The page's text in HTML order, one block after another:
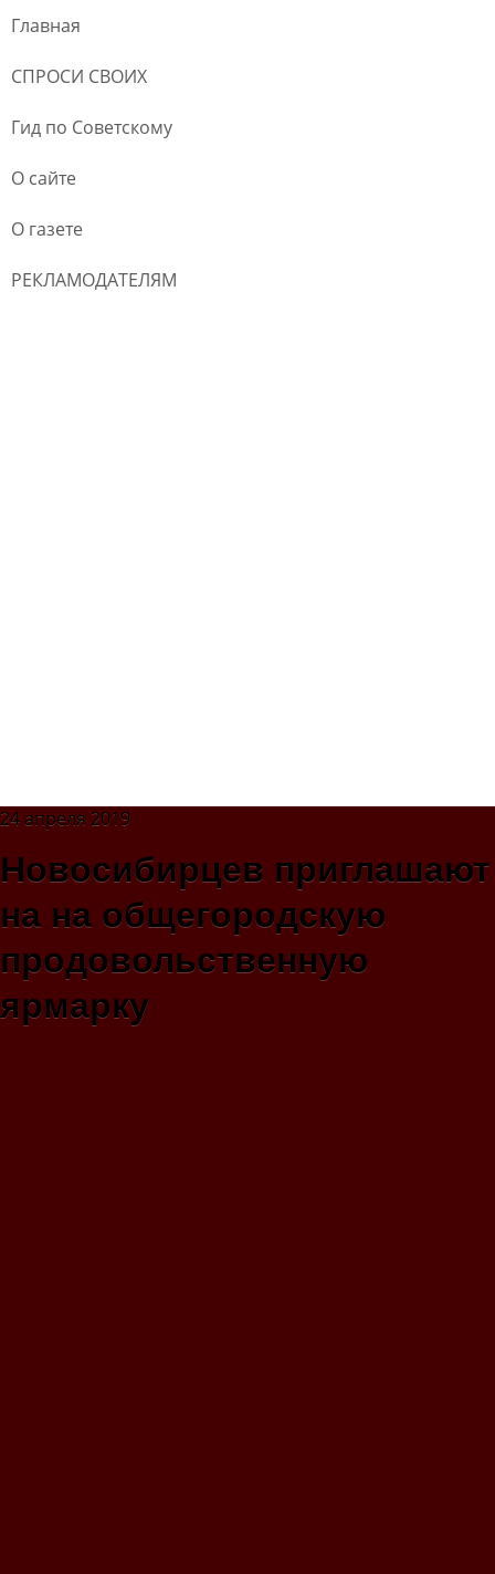
Главная
СПРОСИ СВОИХ
Гид по Советскому
О сайте
О газете
РЕКЛАМОДАТЕЛЯМ
24 апреля 2019
Новосибирцев приглашают
на на общегородскую
продовольственную
ярмарку